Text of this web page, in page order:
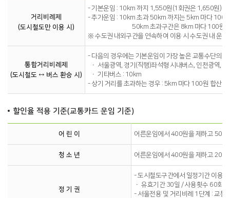
거리비례제
(도시철도만 이용 시)
- 기본운임 : 10km 까지 1,550원(1회권은 1,650원)
- 추가운임 : 10km 초과 50km 까지는 5km 마다 100
50km 초과구간은 8km 마다 100원
※ 수도권 내외구간을 연속하여 이용 시 수도권 내 운
통합거리비례제
(도시철도 ↔ 버스 환승 시)
- 다음의 경우에는 기본운임이 가장 높은 교통수단의
ㆍ 서울광역, 경기(직행)좌석형 시내버스, 인천광역,
ㆍ 기타버스 : 10km
- 상기 거리를 초과하는 경우 : 5km 마다 100원 합산
할인율 적용 기준(교통카드 운임 기준)
어 린 이 어른운임에서 400원을 제하고 50%
청 소 년 어른운임에서 400원을 제하고 20%
정 기 권
- 도시철도구간에서 일정기간 이용
ㆍ 유효기간 30일 / 사용횟수 60회(
- 서울전용 및 거리비례 1단계 : 교